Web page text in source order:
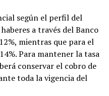
según el perfil del
a través del Banco
mientras que para el
Para mantener la tasa
conservar el cobro de
toda la vigencia del